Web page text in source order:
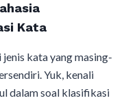
Kata
kata yang masing-
Yuk, kenali
dalam soal klasifikasi